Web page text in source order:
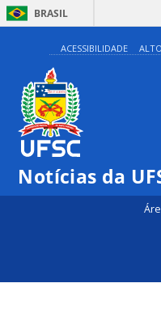
BRASIL
ACESSIBILIDADE
Notícias da